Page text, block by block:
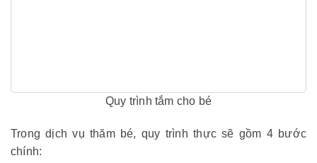
Quy trình tắm cho bé
Trong dịch vụ thăm bé, quy trình thực sẽ gồm 4 bước
chính: